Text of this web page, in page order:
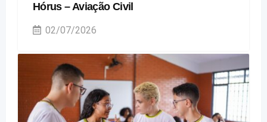
Hórus – Aviação Civil
02/07/2026